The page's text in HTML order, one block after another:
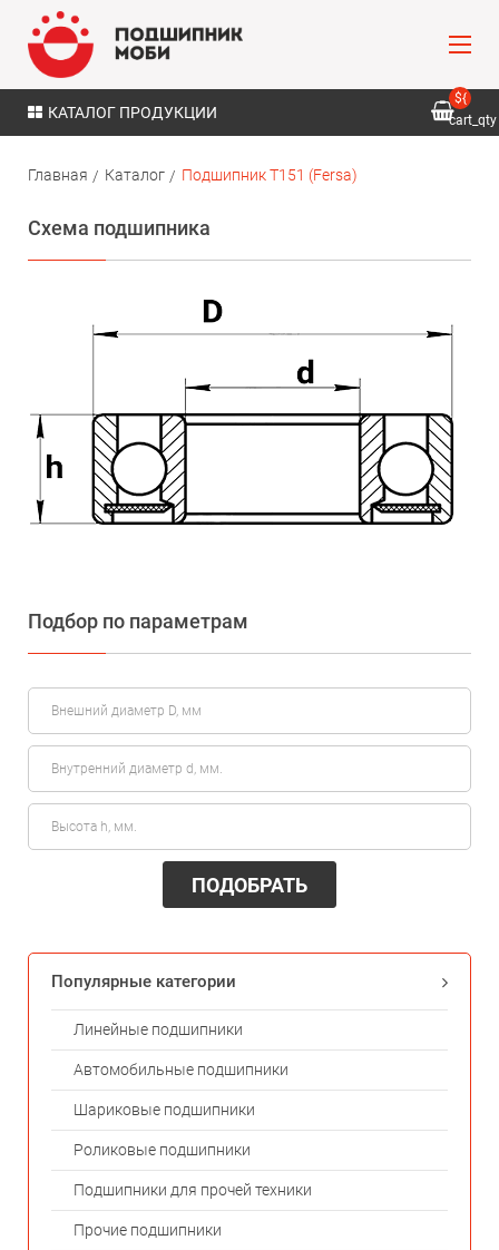
КАТАЛОГ ПРОДУКЦИИ
${
cart_qty
Главная Каталог Подшипник T151 (Fersa)
Схема подшипника
Подбор по параметрам
ПОДОБРАТЬ
Популярные категории
Линейные подшипники
Автомобильные подшипники
Шариковые подшипники
Роликовые подшипники
Подшипники для прочей техники
Прочие подшипники